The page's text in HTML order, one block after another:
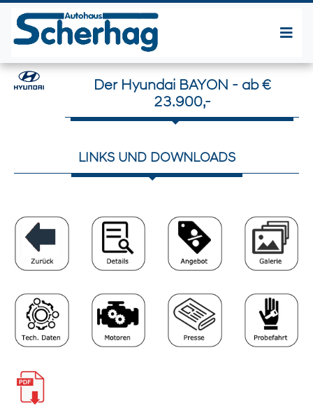
Der Hyundai BAYON - ab €
23.900,-
LINKS UND DOWNLOADS